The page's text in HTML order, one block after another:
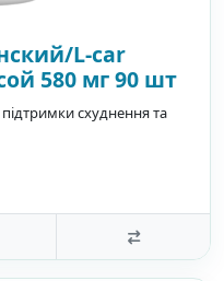
L-car
580 мг 90 шт
схуднення та